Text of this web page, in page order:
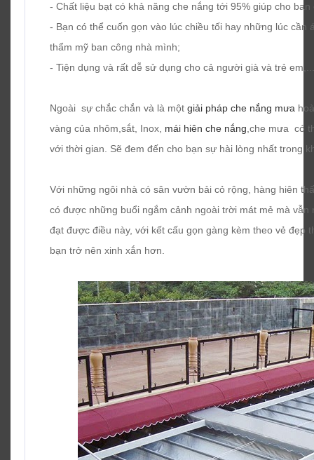
- Chất liệu bạt có khả năng che nắng tới 95% giúp cho
- Bạn có thể cuốn gọn vào lúc chiều tối hay những lúc
thẩm mỹ ban công nhà mình;
- Tiện dụng và rất dễ sử dụng cho cả người già và trẻ em,...
Ngoài sự chắc chắn và là một giải pháp che nắng mưa
vàng của nhôm,sắt, Inox, mái hiên che nắng,che mưa có
với thời gian. Sẽ đem đến cho bạn sự hài lòng nhất trong
Với những ngôi nhà có sân vườn bải cỏ rộng, hàng hiên
có được những buổi ngắm cảnh ngoài trời mát mẻ mà vẫn
đạt được điều này, với kết cấu gọn gàng kèm theo vẻ đẹp
bạn trở nên xinh xắn hơn.